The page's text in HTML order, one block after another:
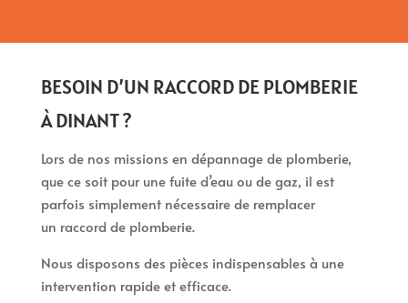
BESOIN D’UN RACCORD DE PLOMBERIE
À DINANT ?
Lors de nos missions en dépannage de plomberie,
que ce soit pour une fuite d’eau ou de gaz, il est
parfois simplement nécessaire de remplacer
un raccord de plomberie.
Nous disposons des pièces indispensables à une
intervention rapide et efficace.